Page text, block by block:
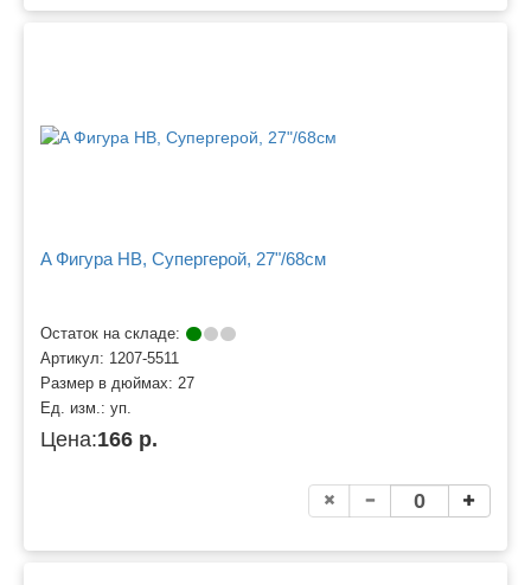
A Фигура HB, Супергерой, 27"/68см
Остаток на складе:
Артикул: 1207-5511
Размер в дюймах: 27
Ед. изм.: уп.
Цена:166 р.